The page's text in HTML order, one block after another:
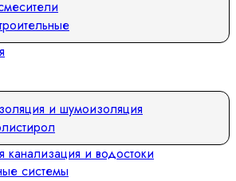
и шумоизоляция
канализация и водостоки
системы